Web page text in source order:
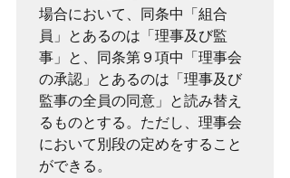
場合において、同条中「組合
員」とあるのは「理事及び監
事」と、同条第９項中「理事会
の承認」とあるのは「理事及び
監事の全員の同意」と読み替え
るものとする。ただし、理事会
において別段の定めをすること
ができる。